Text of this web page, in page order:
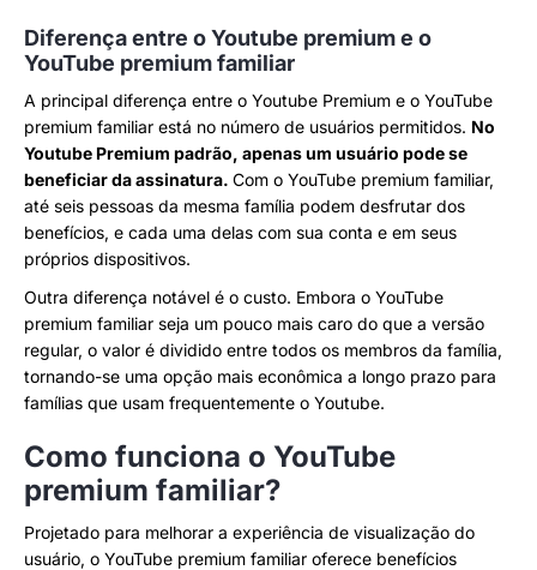
Diferença entre o Youtube premium e o
YouTube premium familiar
A principal diferença entre o Youtube Premium e o YouTube
premium familiar está no número de usuários permitidos. No
Youtube Premium padrão, apenas um usuário pode se
beneficiar da assinatura. Com o YouTube premium familiar,
até seis pessoas da mesma família podem desfrutar dos
benefícios, e cada uma delas com sua conta e em seus
próprios dispositivos.
Outra diferença notável é o custo. Embora o YouTube
premium familiar seja um pouco mais caro do que a versão
regular, o valor é dividido entre todos os membros da família,
tornando-se uma opção mais econômica a longo prazo para
famílias que usam frequentemente o Youtube.
Como funciona o YouTube
premium familiar?
Projetado para melhorar a experiência de visualização do
usuário, o YouTube premium familiar oferece benefícios